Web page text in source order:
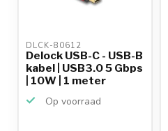
DLCK-80612
Delock USB-C - USB-B
kabel | USB3.0 5 Gbps
| 10W | 1 meter
Op voorraad